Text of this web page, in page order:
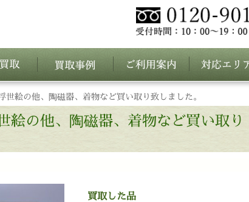
世絵の他、陶磁器、着物など買い取り致しました。
絵の他、陶磁器、着物など買い取り
買取した品